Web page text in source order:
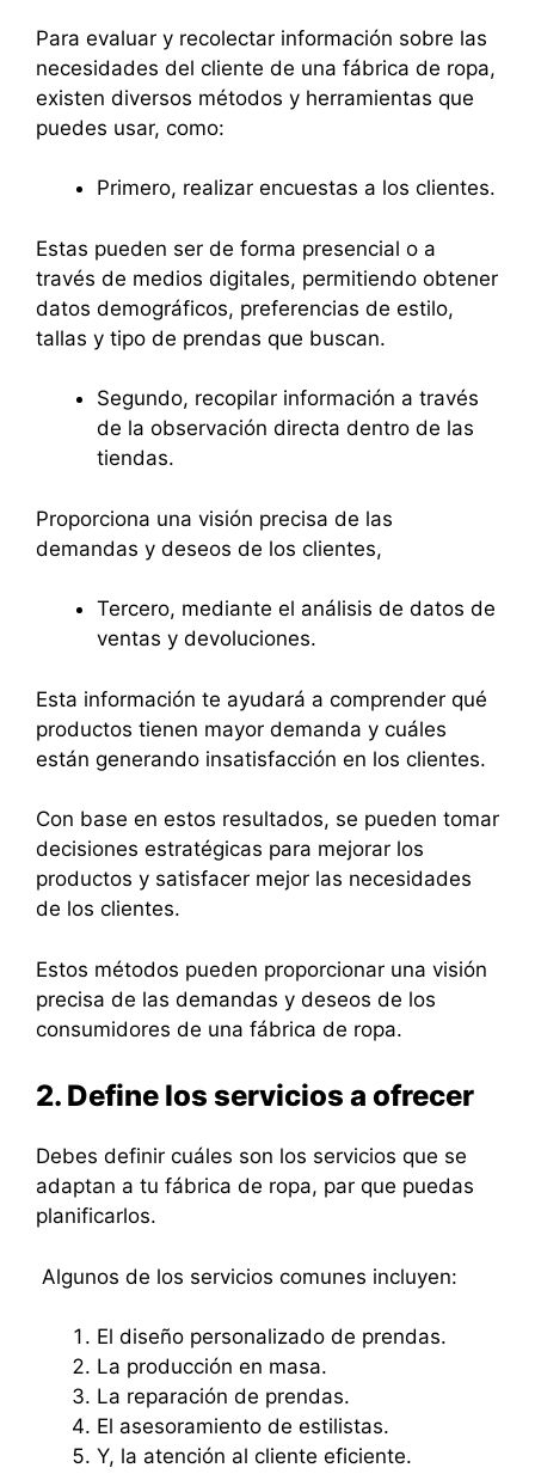
Para evaluar y recolectar información sobre las
necesidades del cliente de una fábrica de ropa,
existen diversos métodos y herramientas que
puedes usar, como:
Primero, realizar encuestas a los clientes.
Estas pueden ser de forma presencial o a
través de medios digitales, permitiendo obtener
datos demográficos, preferencias de estilo,
tallas y tipo de prendas que buscan.
Segundo, recopilar información a través
de la observación directa dentro de las
tiendas.
Proporciona una visión precisa de las
demandas y deseos de los clientes,
Tercero, mediante el análisis de datos de
ventas y devoluciones.
Esta información te ayudará a comprender qué
productos tienen mayor demanda y cuáles
están generando insatisfacción en los clientes.
Con base en estos resultados, se pueden tomar
decisiones estratégicas para mejorar los
productos y satisfacer mejor las necesidades
de los clientes.
Estos métodos pueden proporcionar una visión
precisa de las demandas y deseos de los
consumidores de una fábrica de ropa.
2. Define los servicios a ofrecer
Debes definir cuáles son los servicios que se
adaptan a tu fábrica de ropa, par que puedas
planificarlos.
Algunos de los servicios comunes incluyen:
El diseño personalizado de prendas.
La producción en masa.
La reparación de prendas.
El asesoramiento de estilistas.
Y, la atención al cliente eficiente.